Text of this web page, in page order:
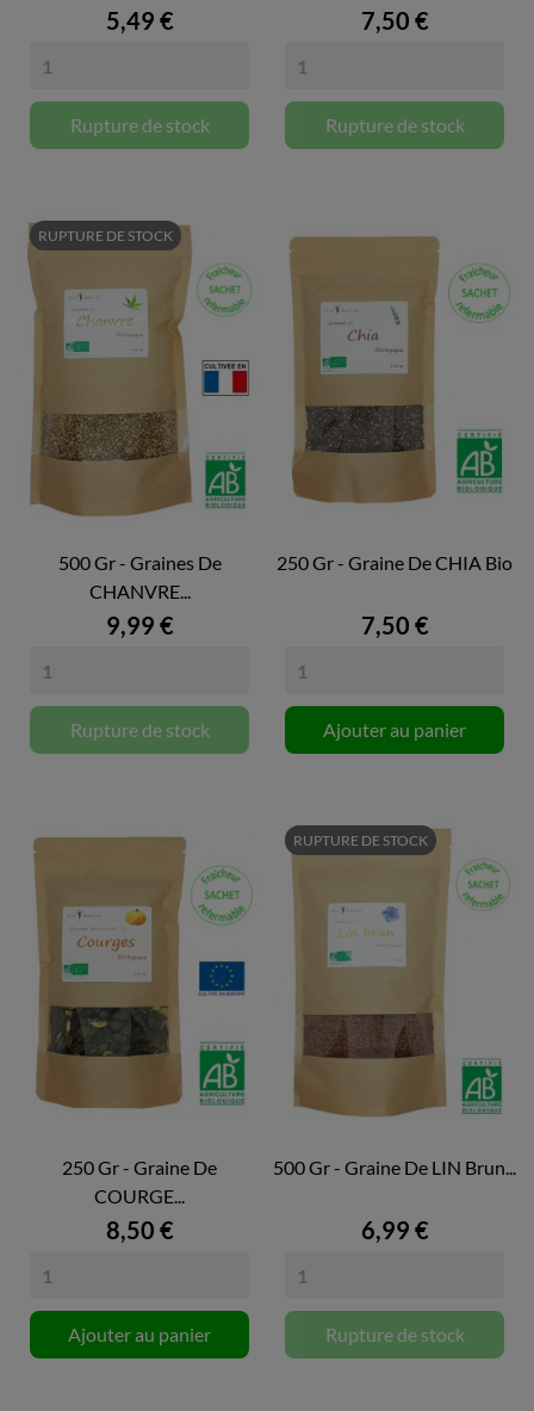
5,49 €
Rupture de stock
7,50 €
Rupture de stock
500 Gr - Graines De
CHANVRE...
9,99 €
Rupture de stock
RUPTURE DE STOCK
250 Gr - Graine De CHIA Bio
7,50 €
Ajouter au panier
250 Gr - Graine De
COURGE...
8,50 €
Ajouter au panier
500 Gr - Graine De LIN Brun...
6,99 €
Rupture de stock
RUPTURE DE STOCK